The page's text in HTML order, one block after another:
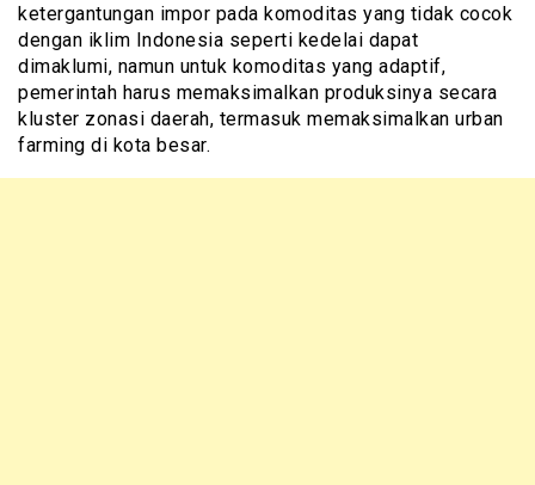
ketergantungan impor pada komoditas yang tidak cocok
dengan iklim Indonesia seperti kedelai dapat
dimaklumi, namun untuk komoditas yang adaptif,
pemerintah harus memaksimalkan produksinya secara
kluster zonasi daerah, termasuk memaksimalkan urban
farming di kota besar.